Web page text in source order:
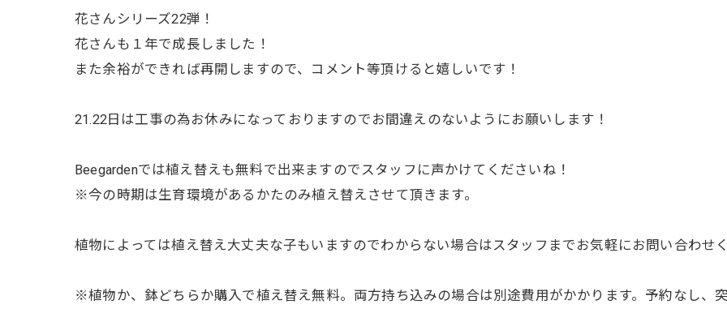
花さんシリーズ22弾！
花さんも１年で成長しました！
また余裕ができれば再開しますので、コメント等頂けると嬉しいです！
21.22日は工事の為お休みになっておりますのでお間違えのないようにお願いします！
Beegardenでは植え替えも無料で出来ますのでスタッフに声かけてくださいね！
※今の時期は生育環境があるかたのみ植え替えさせて頂きます。
植物によっては植え替え大丈夫な子もいますのでわからない場合はスタッフまでお気軽にお問い合わせく
※植物か、鉢どちらか購入で植え替え無料。両方持ち込みの場合は別途費用がかかります。予約なし、